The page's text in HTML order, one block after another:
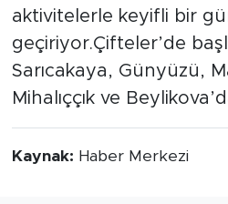
aktivitelerle keyifli bir
geçiriyor.Çifteler’de
Sarıcakaya, Günyüzü,
Mihalıççık ve
Kaynak: Haber Merkezi